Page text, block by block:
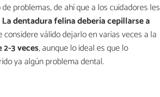
problemas, de ahí que a los cuidadores les
La dentadura felina debería cepillarse a
válido dejarlo en varias veces a la
3 veces, aunque lo ideal es que lo
ya algún problema dental.